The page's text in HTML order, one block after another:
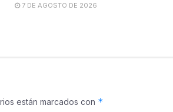
7 DE AGOSTO DE 2026
están marcados con *